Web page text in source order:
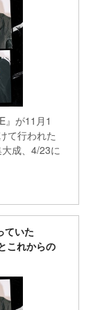
』が11月1
て行われた
成、4/23に
ていた
これからの